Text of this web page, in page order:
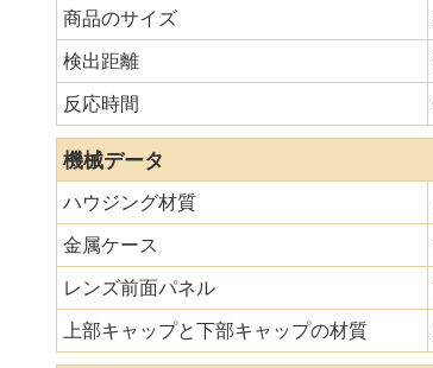
商品のサイズ
検出距離
反応時間
機械データ
ハウジング材質
金属ケース
レンズ前面パネル
上部キャップと下部キャップの材質